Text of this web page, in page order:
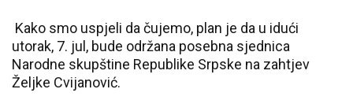
Kako smo uspjeli da čujemo, plan je da u idući
utorak, 7. jul, bude održana posebna sjednica
Narodne skupštine Republike Srpske na zahtjev
Željke Cvijanović.